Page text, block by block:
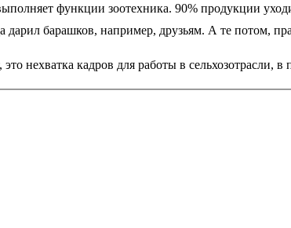
функции зоотехника. 90% продукции
дарил барашков, например, друзьям. А те потом,
это нехватка кадров для работы в